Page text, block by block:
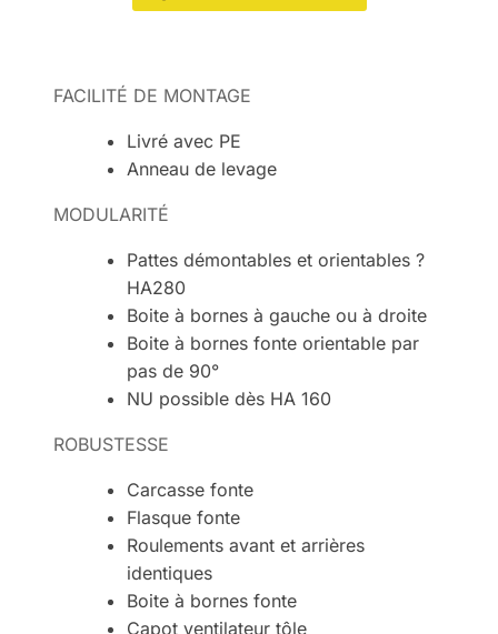
FACILITÉ DE MONTAGE
Livré avec PE
Anneau de levage
MODULARITÉ
Pattes démontables et orientables ?
HA280
Boite à bornes à gauche ou à droite
Boite à bornes fonte orientable par
pas de 90°
NU possible dès HA 160
ROBUSTESSE
Carcasse fonte
Flasque fonte
Roulements avant et arrières
identiques
Boite à bornes fonte
Capot ventilateur tôle